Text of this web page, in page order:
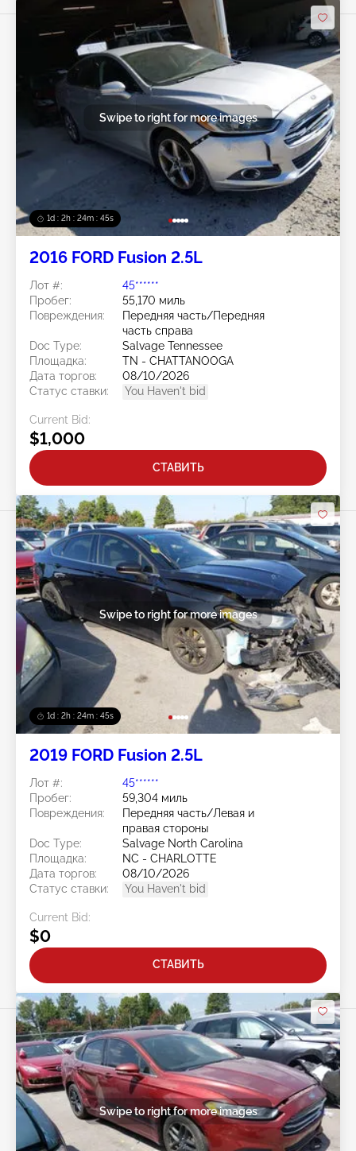
1d : 2h : 24m : 42s
Swipe to right for more images
2016 FORD Fusion 2.5L
Лот #:
45******
Пробег:
55,170 миль
Повреждения:
Передняя часть/Передняя
часть справа
Doc Type:
Salvage Tennessee
Площадка:
TN - CHATTANOOGA
Дата торгов:
08/10/2026
Статус ставки:
You Haven't bid
Current Bid:
$1,000
СТАВИТЬ
1d : 2h : 24m : 42s
Swipe to right for more images
2019 FORD Fusion 2.5L
Лот #:
45******
Пробег:
59,304 миль
Повреждения:
Передняя часть/Левая и
правая стороны
Doc Type:
Salvage North Carolina
Площадка:
NC - CHARLOTTE
Дата торгов:
08/10/2026
Статус ставки:
You Haven't bid
Current Bid:
$0
СТАВИТЬ
Swipe to right for more images